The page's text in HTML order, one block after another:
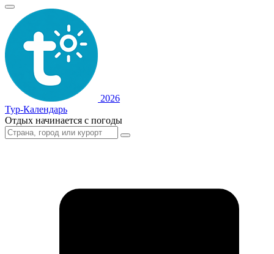
2026
Тур-Календарь
Отдых начинается с погоды